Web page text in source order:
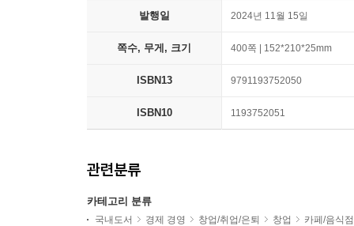
발행일 2024년 11월 15일
쪽수, 무게, 크기 400쪽 | 152*210*25mm
ISBN13 9791193752050
ISBN10 1193752051
관련분류
카테고리 분류
국내도서 경제 경영 창업/취업/은퇴 창업 카페/음식점